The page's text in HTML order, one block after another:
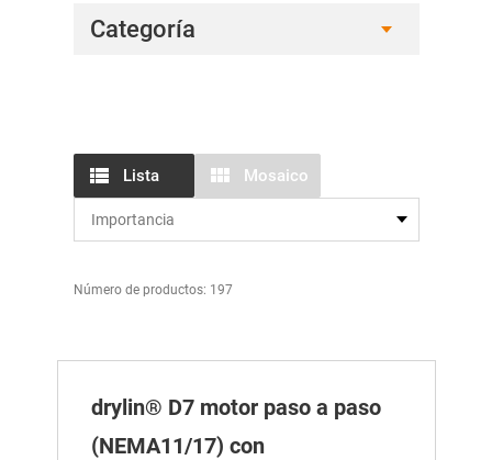
Categoría
Lista Mosaico
Número de productos: 197
drylin® D7 motor paso a paso
(NEMA11/17) con